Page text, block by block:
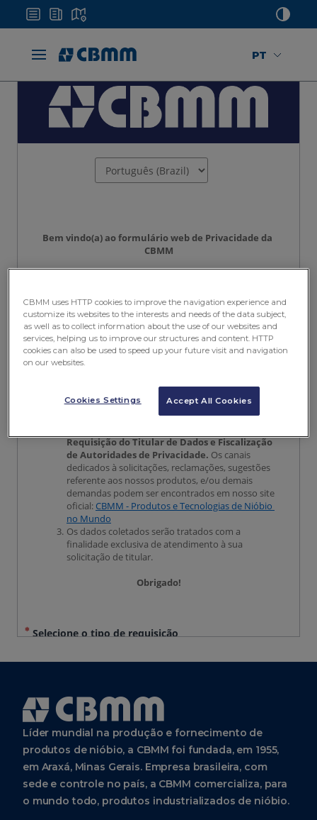
PT
Líder mundial na produção e fornecimento de
produtos de nióbio, a CBMM foi fundada, em 1955,
em Araxá, Minas Gerais. Empresa brasileira, com
sede e controle no país, a CBMM comercializa, para
o mundo todo, produtos industrializados de nióbio.
CBMM uses HTTP cookies to improve the navigation experience and
customize its websites to the interests and needs of the data subject,
as well as to collect information about the use of our websites and
services, helping us to improve our structures and content. HTTP
cookies can also be used to speed up your future visit and navigation
on our websites.
Accept All Cookies
Cookies Settings